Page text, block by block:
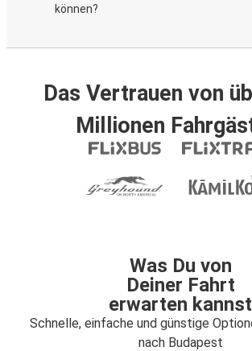
können?
Das Vertrauen von
Millionen
Was Du von
Deiner Fahrt
erwarten kannst
Schnelle, einfache und günstige
nach Budapest